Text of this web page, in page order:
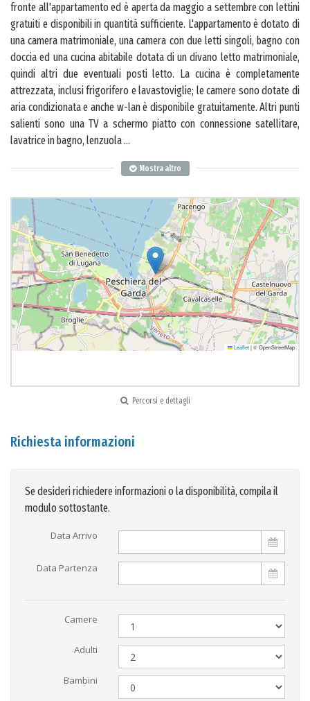
fronte all'appartamento ed è aperta da maggio a settembre con lettini
gratuiti e disponibili in quantità sufficiente. L'appartamento è dotato di
una camera matrimoniale, una camera con due letti singoli, bagno con
doccia ed una cucina abitabile dotata di un divano letto matrimoniale,
quindi altri due eventuali posti letto. La cucina è completamente
attrezzata, inclusi frigorifero e lavastoviglie; le camere sono dotate di
aria condizionata e anche w-lan è disponibile gratuitamente. Altri punti
salienti sono una TV a schermo piatto con connessione satellitare,
lavatrice in bagno, lenzuola...
Mostra altro
Leaflet|© OpenStreetMap
Percorsi e dettagli
Richiesta informazioni
Se desideri richiedere informazioni o la disponibilità, compila il
modulo sottostante.
Data Arrivo
Data Partenza
Camere
Adulti
Bambini